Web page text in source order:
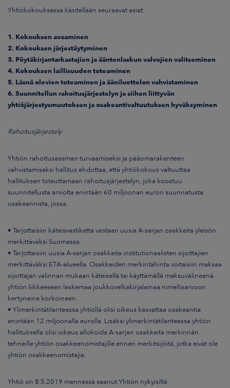
Yhtiökokouksessa käsitellään seuraavat asiat:
1. Kokouksen avaaminen
2. Kokouksen järjestäytyminen
3. Pöytäkirjantarkastajien ja ääntenlaskun valvojien valitseminen
4. Kokouksen laillisuuden toteaminen
5. Läsnä olevien toteaminen ja ääniluettelon vahvistaminen
6. Suunnitellun rahoitusjärjestelyn ja siihen liittyvän
yhtiöjärjestysmuutoksen ja osakeantivaltuutuksen hyväksyminen
Rahoitusjärjestely
Yhtiön rahoitusaseman turvaamiseksi ja pääomarakenteen
vahvistamiseksi hallitus ehdottaa, että yhtiökokous valtuuttaa
hallituksen toteuttamaan rahoitusjärjestelyn, joka koostuu
suunnitellusta arviolta enintään 60 miljoonan euron suunnatusta
osakeannista, jossa:
• Tarjottaisiin käteisvastiketta vastaan uusia A-sarjan osakkeita yleisön
merkittäväksi Suomessa.
• Tarjottaisiin uusia A-sarjan osakkeita institutionaalisten sijoittajien
merkittäväksi ETA-alueella. Osakkeiden merkintähinta voitaisiin maksaa
sijoittajan valinnan mukaan käteisellä tai käyttämällä maksuvälineenä
yhtiön liikkeeseen laskemaa joukkovelkakirjalainaa nimellisarvoon
kertyneine korkoineen.
• Ylimerkintätilanteessa yhtiöllä olisi oikeus kasvattaa osakeantia
enintään 12 miljoonalla eurolla. Lisäksi ylimerkintätilanteessa yhtiön
hallituksella olisi oikeus allokoida A-sarjan osakkeita merkinnän
tehneille yhtiön osakkeenomistajille ennen merkitsijöitä, jotka eivät ole
yhtiön osakkeenomistajia.
Yhtiö on 8.5.2019 mennessä saanut Yhtiön nykyisiltä